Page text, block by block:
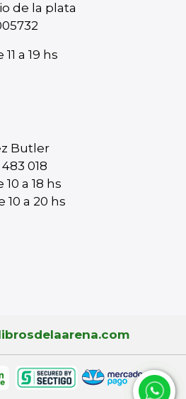
de la plata
a 19 hs
Butler
018
a 18 hs
10 a 20 hs